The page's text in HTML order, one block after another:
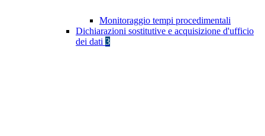
Monitoraggio tempi procedimentali
Dichiarazioni sostitutive e acquisizione d'ufficio
dei dati 3